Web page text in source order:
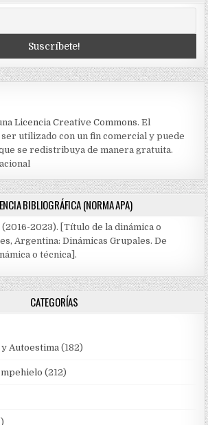
Licencia Creative Commons. El
utilizado con un fin comercial y puede
se redistribuya de manera gratuita.
BIBLIOGRÁFICA (NORMA APA)
2023). [Título de la dinámica o
Argentina: Dinámicas Grupales. De
o técnica].
CATEGORÍAS
Autoestima (182)
(212)